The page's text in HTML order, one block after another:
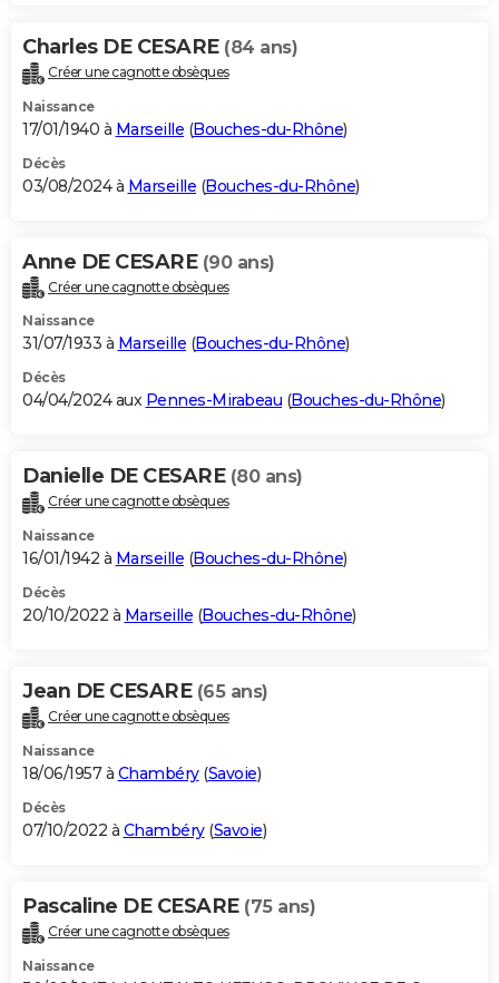
Charles DE CESARE (84 ans)
Créer une cagnotte obsèques
Naissance
17/01/1940 à Marseille (Bouches-du-Rhône)
Décès
03/08/2024 à Marseille (Bouches-du-Rhône)
Anne DE CESARE (90 ans)
Créer une cagnotte obsèques
Naissance
31/07/1933 à Marseille (Bouches-du-Rhône)
Décès
04/04/2024 aux Pennes-Mirabeau (Bouches-du-Rhône)
Danielle DE CESARE (80 ans)
Créer une cagnotte obsèques
Naissance
16/01/1942 à Marseille (Bouches-du-Rhône)
Décès
20/10/2022 à Marseille (Bouches-du-Rhône)
Jean DE CESARE (65 ans)
Créer une cagnotte obsèques
Naissance
18/06/1957 à Chambéry(Savoie)
Décès
07/10/2022 à Chambéry(Savoie)
Pascaline DE CESARE (75 ans)
Créer une cagnotte obsèques
Naissance